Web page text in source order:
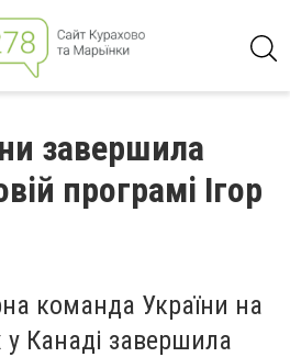
завершила
програмі Ігор
команда України на
у Канаді завершила